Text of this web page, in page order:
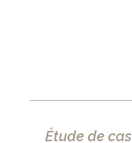
Étude de cas